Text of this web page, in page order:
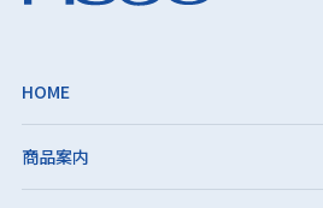
HOME
商品案内